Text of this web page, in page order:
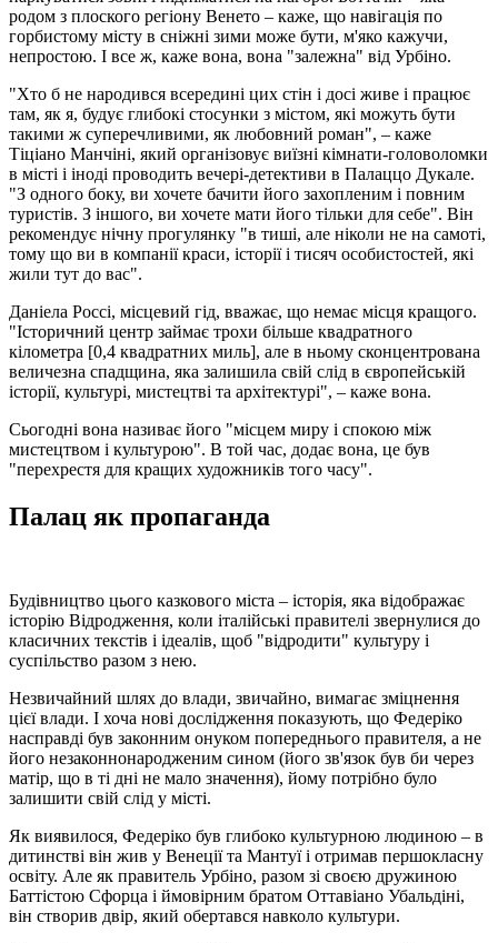
родом з плоского регіону Венето – каже, що навігація по
горбистому місту в сніжні зими може бути, м'яко кажучи,
непростою. І все ж, каже вона, вона "залежна" від Урбіно.
"Хто б не народився всередині цих стін і досі живе і працює
там, як я, будує глибокі стосунки з містом, які можуть бути
такими ж суперечливими, як любовний роман", – каже
Тіціано Манчіні, який організовує виїзні кімнати-головоломки
в місті і іноді проводить вечері-детективи в Палаццо Дукале.
"З одного боку, ви хочете бачити його захопленим і повним
туристів. З іншого, ви хочете мати його тільки для себе". Він
рекомендує нічну прогулянку "в тиші, але ніколи не на самоті,
тому що ви в компанії краси, історії і тисяч особистостей, які
жили тут до вас".
Даніела Россі, місцевий гід, вважає, що немає місця кращого.
"Історичний центр займає трохи більше квадратного
кілометра [0,4 квадратних миль], але в ньому сконцентрована
величезна спадщина, яка залишила свій слід в європейській
історії, культурі, мистецтві та архітектурі", – каже вона.
Сьогодні вона називає його "місцем миру і спокою між
мистецтвом і культурою". В той час, додає вона, це був
"перехрестя для кращих художників того часу".
Палац як пропаганда
Будівництво цього казкового міста – історія, яка відображає
історію Відродження, коли італійські правителі звернулися до
класичних текстів і ідеалів, щоб "відродити" культуру і
суспільство разом з нею.
Незвичайний шлях до влади, звичайно, вимагає зміцнення
цієї влади. І хоча нові дослідження показують, що Федеріко
насправді був законним онуком попереднього правителя, а не
його незаконнонародженим сином (його зв'язок був би через
матір, що в ті дні не мало значення), йому потрібно було
залишити свій слід у місті.
Як виявилося, Федеріко був глибоко культурною людиною – в
дитинстві він жив у Венеції та Мантуї і отримав першокласну
освіту. Але як правитель Урбіно, разом зі своєю дружиною
Баттістою Сфорца і ймовірним братом Оттавіано Убальдіні,
він створив двір, який обертався навколо культури.